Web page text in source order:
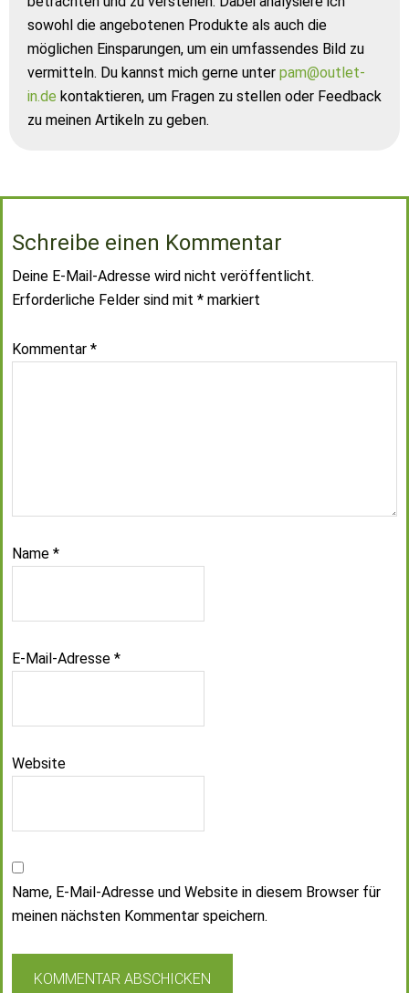
sowohl die angebotenen Produkte als auch die
möglichen Einsparungen, um ein umfassendes Bild zu
vermitteln. Du kannst mich gerne unter pam@outlet-
in.de kontaktieren, um Fragen zu stellen oder Feedback
zu meinen Artikeln zu geben.
Schreibe einen Kommentar
Deine E-Mail-Adresse wird nicht veröffentlicht.
Erforderliche Felder sind mit * markiert
Kommentar *
Name *
E-Mail-Adresse *
Website
Name, E-Mail-Adresse und Website in diesem Browser für
meinen nächsten Kommentar speichern.